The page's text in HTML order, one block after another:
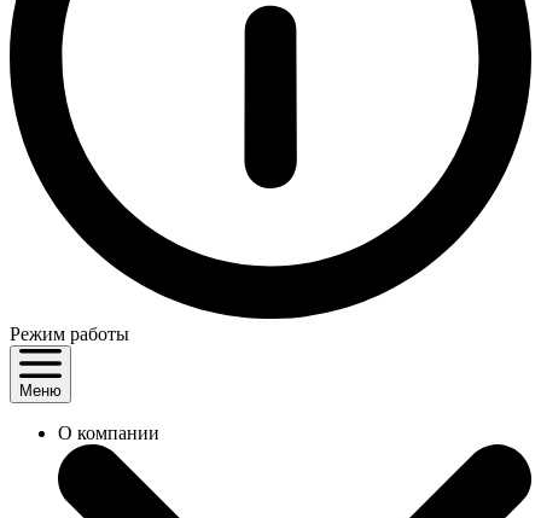
Режим работы
Меню
О компании